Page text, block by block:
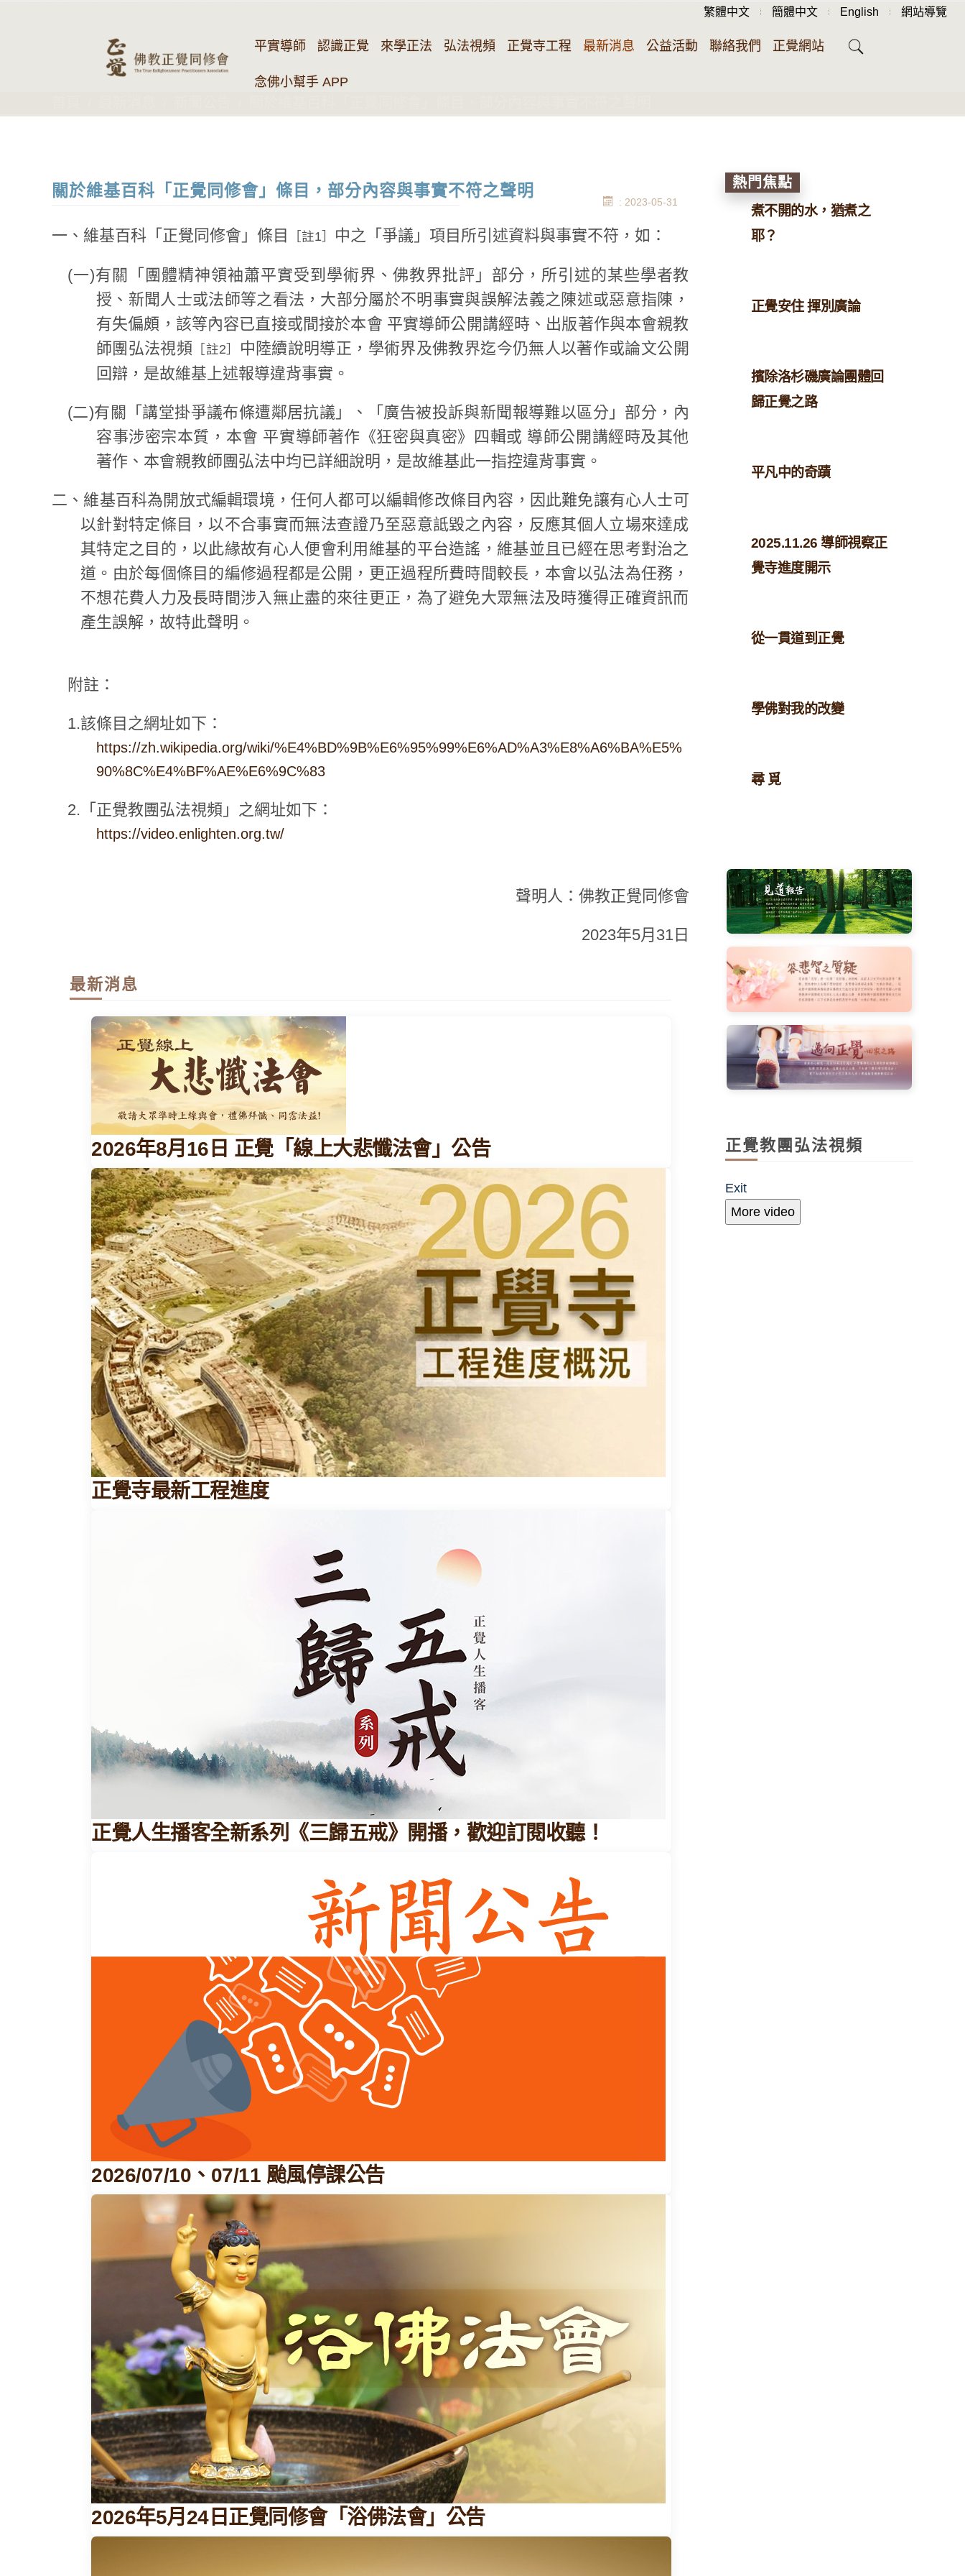
繁體中文 簡體中文 English 網站導覽
平實導師 認識正覺 來學正法 弘法視頻 正覺寺工程 最新消息 公益活動 聯絡我們 正覺網站
念佛小幫手 APP
關於維基百科「正覺同修會」條目，部分內容與事實不符之聲明
: 2023-05-31
一、維基百科「正覺同修會」條目 ［註1］ 中之「爭議」項目所引述資料與事實不符，如：
(一)有關「團體精神領袖蕭平實受到學術界、佛教界批評」部分，所引述的某些學者教
授、新聞人士或法師等之看法，大部分屬於不明事實與誤解法義之陳述或惡意指陳，
有失偏頗，該等內容已直接或間接於本會 平實導師公開講經時、出版著作與本會親教
師團弘法視頻 ［註2］
中陸續說明導正，學術界及佛教界迄今仍無人以著作或論文公開
回辯，是故維基上述報導違背事實。
(二)有關「講堂掛爭議布條遭鄰居抗議」、「廣告被投訴與新聞報導難以區分」部分，內
容事涉密宗本質，本會 平實導師著作《狂密與真密》四輯或 導師公開講經時及其他
著作、本會親教師團弘法中均已詳細說明，是故維基此一指控違背事實。
二、維基百科為開放式編輯環境，任何人都可以編輯修改條目內容，因此難免讓有心人士可
以針對特定條目，以不合事實而無法查證乃至惡意詆毀之內容，反應其個人立場來達成
其特定之目的，以此緣故有心人便會利用維基的平台造謠，維基並且已經在思考對治之
道。由於每個條目的編修過程都是公開，更正過程所費時間較長，本會以弘法為任務，
不想花費人力及長時間涉入無止盡的來往更正，為了避免大眾無法及時獲得正確資訊而
產生誤解，故特此聲明。
附註：
1.該條目之網址如下：
https://zh.wikipedia.org/wiki/%E4%BD%9B%E6%95%99%E6%AD%A3%E8%A6%BA%E5%
90%8C%E4%BF%AE%E6%9C%83
2.「正覺教團弘法視頻」之網址如下：
https://video.enlighten.org.tw/
聲明人：佛教正覺同修會
2023年5月31日
最新消息
2026年8月16日 正覺「線上大悲懺法會」公告
正覺寺最新工程進度
正覺人生播客全新系列《三歸五戒》開播，歡迎訂閱收聽！
2026/07/10、07/11 颱風停課公告
2026年5月24日正覺同修會「浴佛法會」公告
熱門焦點
煮不開的水，猶煮之
耶？
正覺安住 揮別廣論
擯除洛杉磯廣論團體回
歸正覺之路
平凡中的奇蹟
2025.11.26 導師視察正
覺寺進度開示
從一貫道到正覺
學佛對我的改變
尋 覓
正覺教團弘法視頻
Exit
More video